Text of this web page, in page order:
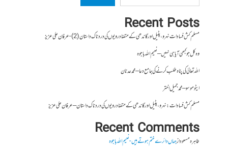
Recent Posts
مسلم کش فسادات نہرو، پٹیل اور گاندھی کے متضاد رویوں کی درد ناک داستان (2)- عرفان علی عزیز
وہ کل جو کبھی آیا ہی نہیں – نعیم اللہ باجوہ
اللہ تعالیٰ کی پناہ طلب کرنے کی جامع دعا – محمد عدنان
ایٹوموسو – محمد جمیل اختر
مسلم کش فسادات : نہرو، پٹیل اور گاندھی کے متضاد رویوں کی درد ناک داستان – عرفان علی عزیز
Recent Comments
طاہرہ مسعودازجہاں دائرے ختم ہوتے ہیں- نعیم اللہ باجوہ